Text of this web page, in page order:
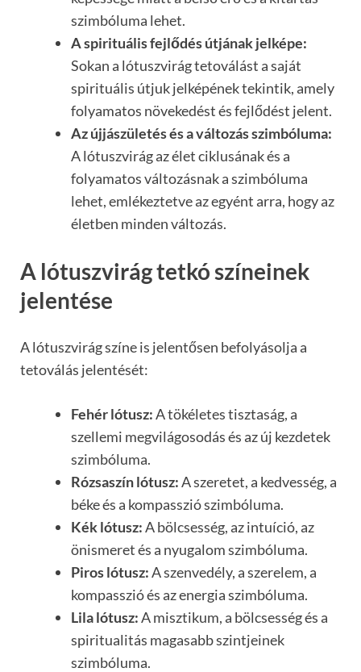
szimbóluma lehet.
A spirituális fejlődés útjának jelképe:
Sokan a lótuszvirág tetoválást a saját
spirituális útjuk jelképének tekintik, amely
folyamatos növekedést és fejlődést jelent.
Az újjászületés és a változás szimbóluma:
A lótuszvirág az élet ciklusának és a
folyamatos változásnak a szimbóluma
lehet, emlékeztetve az egyént arra, hogy az
életben minden változás.
A lótuszvirág tetkó színeinek
jelentése
A lótuszvirág színe is jelentősen befolyásolja a
tetoválás jelentését:
Fehér lótusz:A tökéletes tisztaság, a
szellemi megvilágosodás és az új kezdetek
szimbóluma.
Rózsaszín lótusz:A szeretet, a kedvesség, a
béke és a kompasszió szimbóluma.
Kék lótusz:A bölcsesség, az intuíció, az
önismeret és a nyugalom szimbóluma.
Piros lótusz:A szenvedély, a szerelem, a
kompasszió és az energia szimbóluma.
Lila lótusz:A misztikum, a bölcsesség és a
spiritualitás magasabb szintjeinek
szimbóluma.